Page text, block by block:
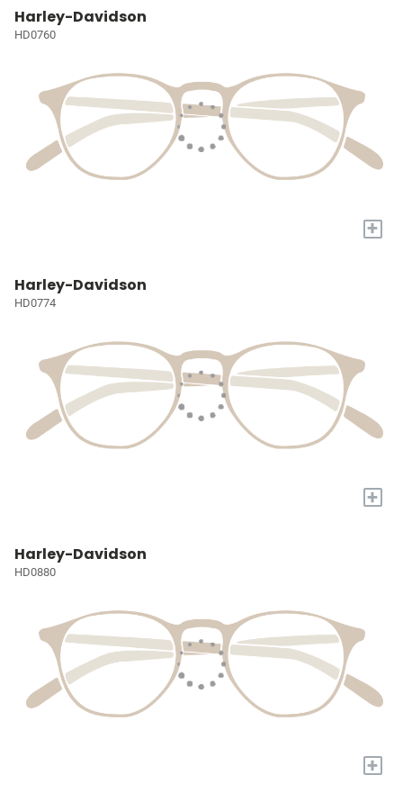
Harley-Davidson
HD0760
+
Harley-Davidson
HD0774
+
Harley-Davidson
HD0880
+